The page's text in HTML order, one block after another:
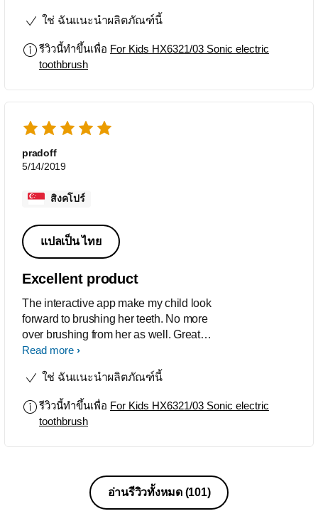
ใช่ ฉันแนะนำผลิตภัณฑ์นี้
รีวิวนี้ทำขึ้นเพื่อ For Kids HX6321/03 Sonic electric
toothbrush
pradoff
5/14/2019
สิงคโปร์
แปลเป็น ไทย
Excellent product
The interactive app make my child look
forward to brushing her teeth. No more
over brushing from her as well. Great
product, highly recommended.
Read more
ใช่ ฉันแนะนำผลิตภัณฑ์นี้
รีวิวนี้ทำขึ้นเพื่อ For Kids HX6321/03 Sonic electric
toothbrush
อ่านรีวิวทั้งหมด (101)